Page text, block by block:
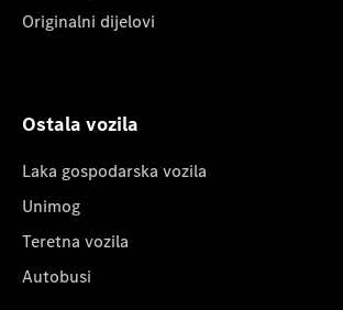
Originalni dijelovi
Ostala vozila
Laka gospodarska vozila
Unimog
Teretna vozila
Autobusi